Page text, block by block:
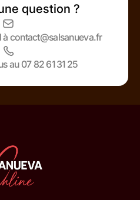
question ?
à contact@salsanueva.fr
au 07 82 61 31 25